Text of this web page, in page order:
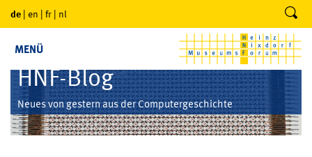
de | en | fr | nl
MENÜ
HNF-Blog
Neues von gestern aus der Computergeschichte